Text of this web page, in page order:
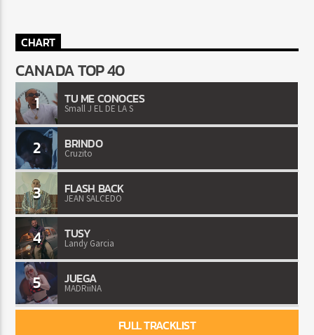
CHART
CANADA TOP 40
1 TU ME CONOCES
Small J EL DE LA S
2 BRINDO
Cruzito
3 FLASH BACK
JEAN SALCEDO
4 TUSY
Landy Garcia
5 JUEGA
MADRiiNA
FULL TRACKLIST